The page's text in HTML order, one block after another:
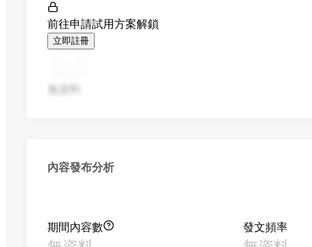
前往申請試用方案解鎖
立即註冊
無資料
內容發布分析
期間內容數 發文頻率